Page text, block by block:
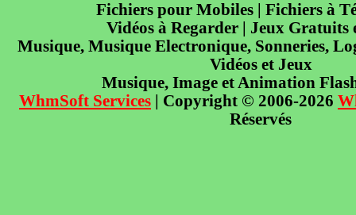
Fichiers pour Mobiles | Fichiers à
Vidéos à Regarder | Jeux Gratuits
Musique, Musique Electronique, Sonneries,
Vidéos et Jeux
Musique, Image et Animation
WhmSoft Services | Copyright © 2006-2026
Réservés